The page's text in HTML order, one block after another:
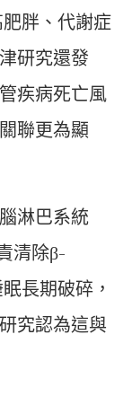
胖、代謝症
研究還發
疾病死亡風
聯更為顯
淋巴系統
清除β-
長期破碎，
究認為這與